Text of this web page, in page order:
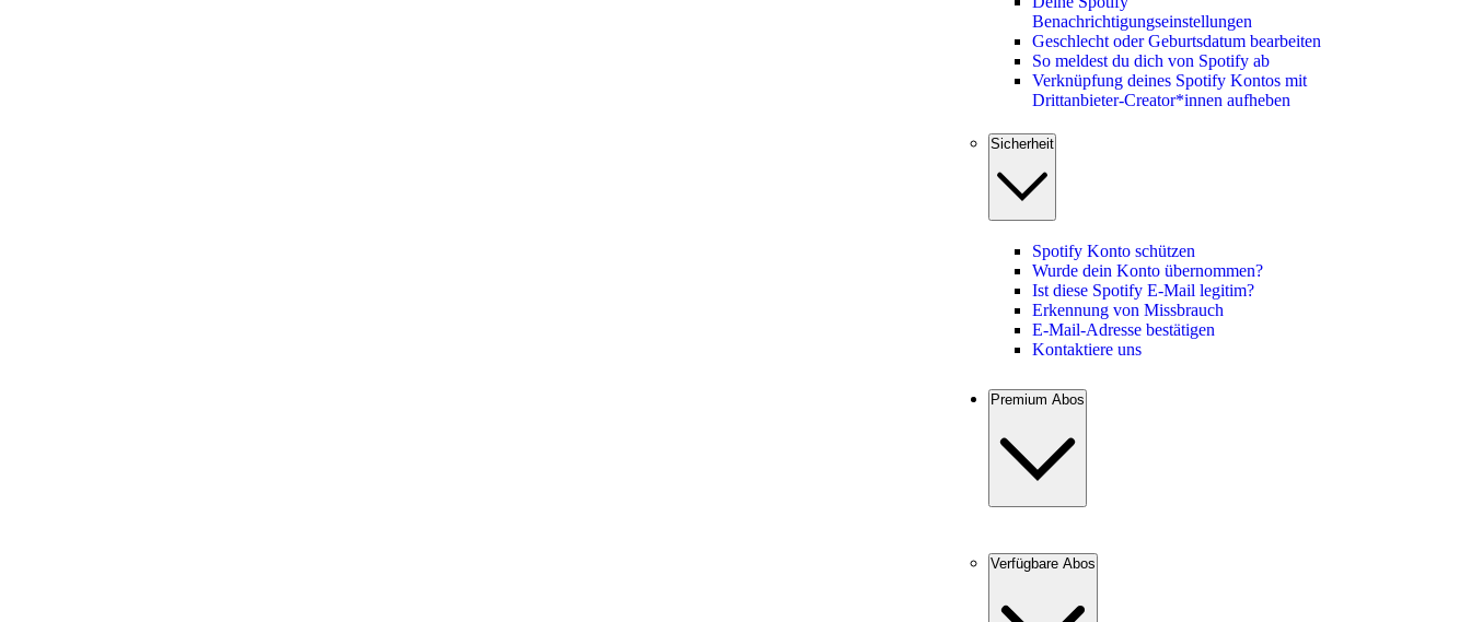
Benachrichtigungseinstellungen
Geschlecht oder Geburtsdatum bearbeiten
So meldest du dich von Spotify ab
Verknüpfung deines Spotify Kontos mit
Drittanbieter-Creator*innen aufheben
Sicherheit
Spotify Konto schützen
Wurde dein Konto übernommen?
Ist diese Spotify E-Mail legitim?
Erkennung von Missbrauch
E-Mail-Adresse bestätigen
Kontaktiere uns
Premium Abos
Verfügbare Abos